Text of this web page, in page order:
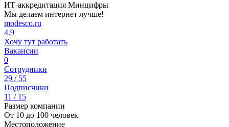
ИТ-аккредитация Минцифры
Мы делаем интернет лучше!
modesco.ru
4.9
Хочу тут работать
Вакансии
0
Сотрудники
29 / 55
Подписчики
11 / 15
Размер компании
От 10 до 100 человек
Местоположение